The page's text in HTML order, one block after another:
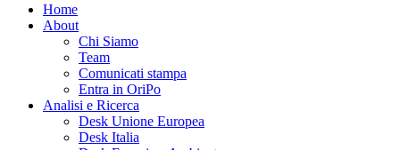
Home
About
Chi Siamo
Team
Comunicati stampa
Entra in OriPo
Analisi e Ricerca
Desk Unione Europea
Desk Italia